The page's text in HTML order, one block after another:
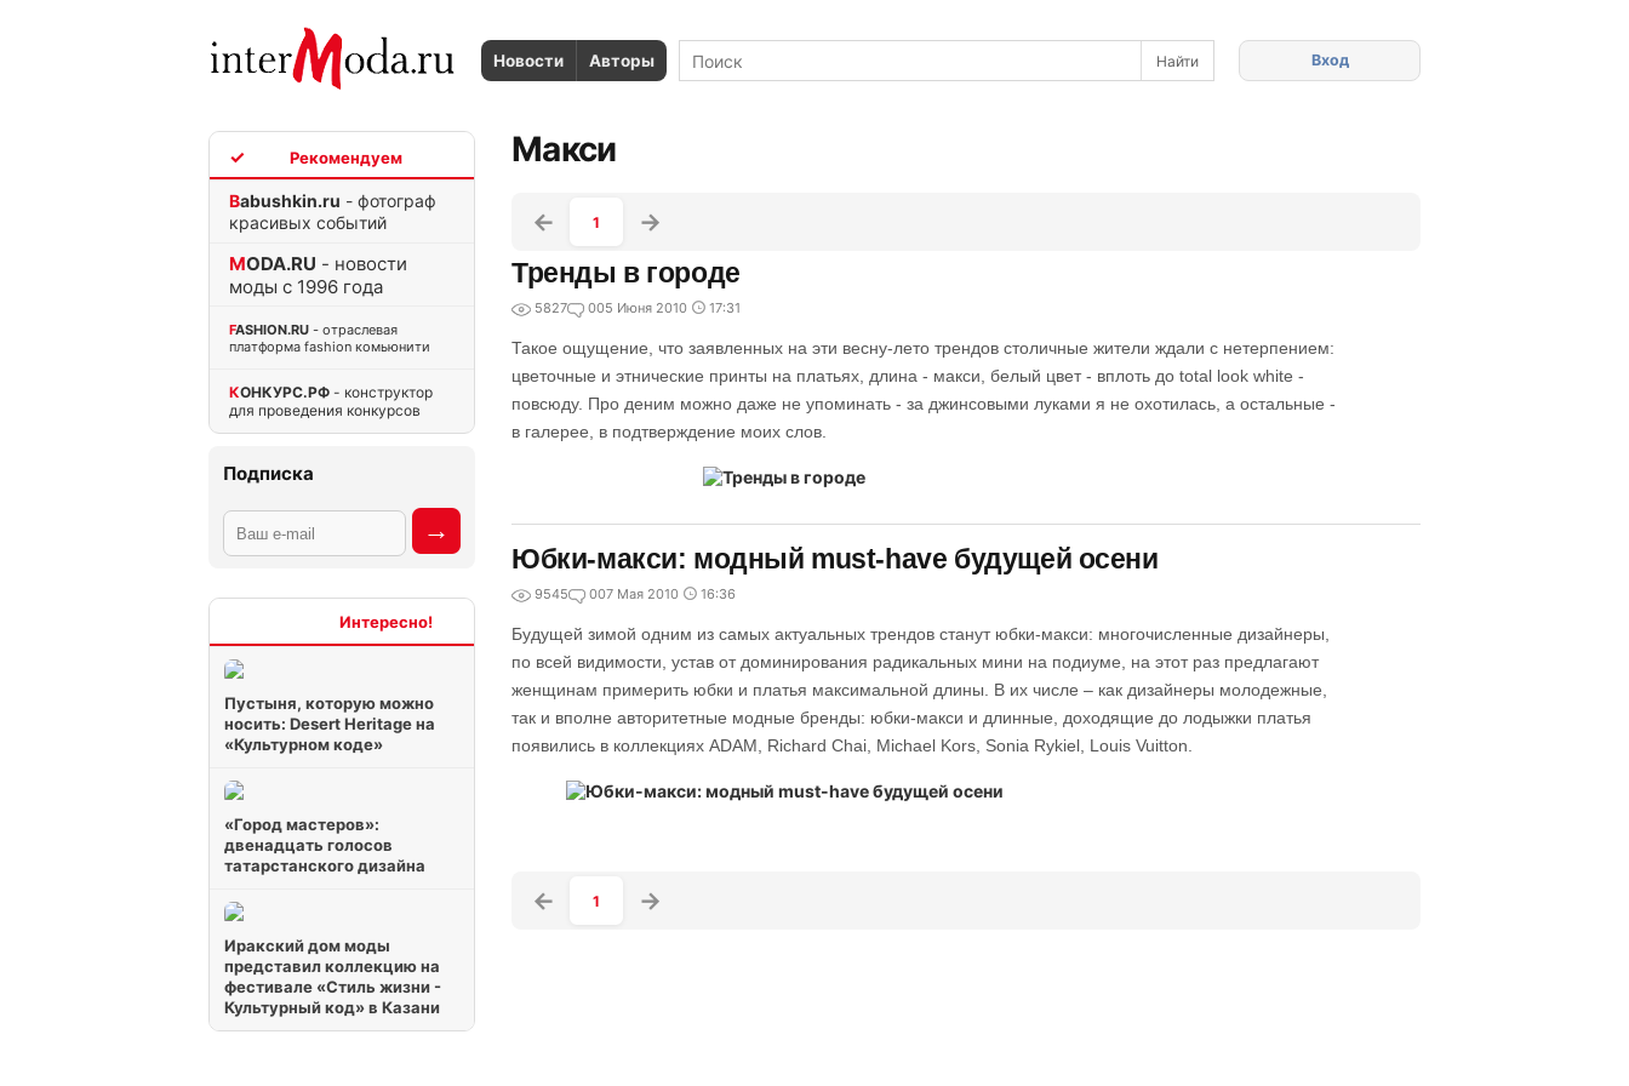
Новости Авторы Вход
Babushkin.ru - фотограф
красивых событий
MODA.RU - новости
моды с 1996 года
FASHION.RU - отраслевая
платформа fashion комьюнити
КОНКУРС.РФ - конструктор
для проведения конкурсов
Подписка
Пустыня, которую можно
носить: Desert Heritage на
«Культурном коде»
«Город мастеров»:
двенадцать голосов
татарстанского дизайна
Иракский дом моды
представил коллекцию на
фестивале «Стиль жизни -
Культурный код» в Казани
Макси
1
Тренды в городе
5827 005 Июня 2010 17:31
Такое ощущение, что заявленных на эти весну-лето трендов столичные жители ждали с нетерпением:
цветочные и этнические принты на платьях, длина - макси, белый цвет - вплоть до total look white -
повсюду. Про деним можно даже не упоминать - за джинсовыми луками я не охотилась, а остальные -
в галерее, в подтверждение моих слов.
Юбки-макси: модный must-have будущей осени
9545 007 Мая 2010 16:36
Будущей зимой одним из самых актуальных трендов станут юбки-макси: многочисленные дизайнеры,
по всей видимости, устав от доминирования радикальных мини на подиуме, на этот раз предлагают
женщинам примерить юбки и платья максимальной длины. В их числе – как дизайнеры молодежные,
так и вполне авторитетные модные бренды: юбки-макси и длинные, доходящие до лодыжки платья
появились в коллекциях ADAM, Richard Chai, Michael Kors, Sonia Rykiel, Louis Vuitton.
1